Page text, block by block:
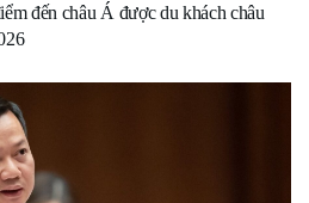
đến châu Á được du khách châu